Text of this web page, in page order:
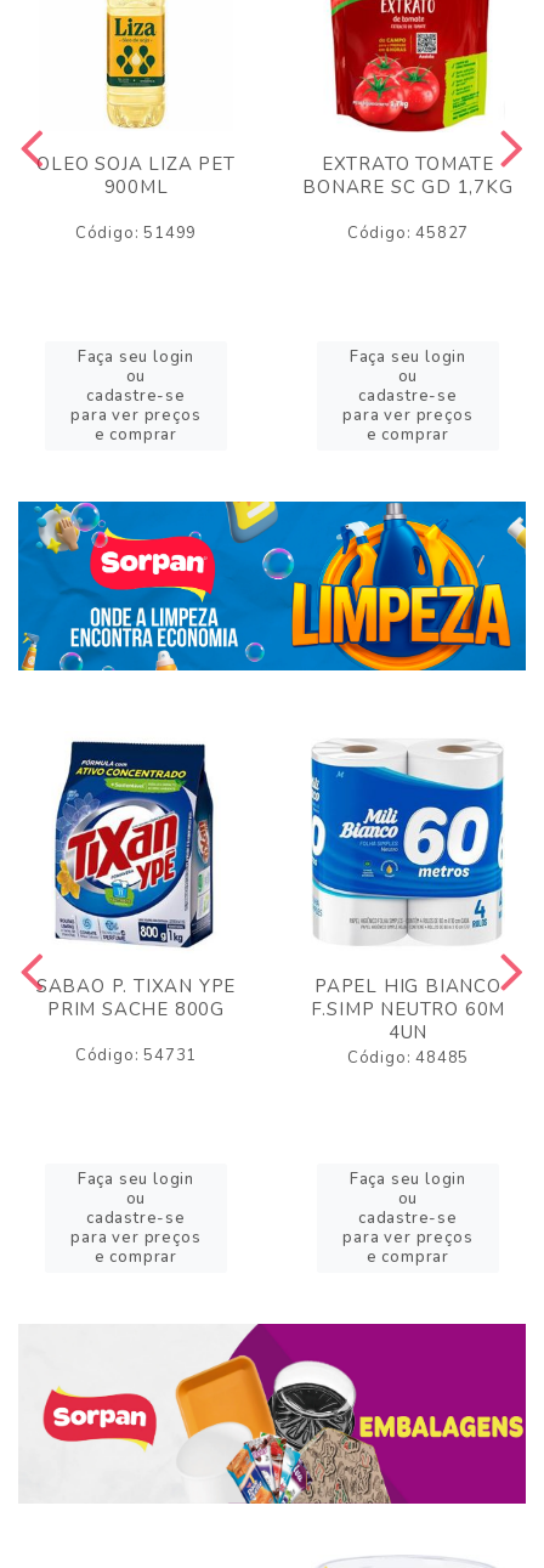
OLEO SOJA LIZA PET
900ML
Código: 51499
Faça seu login
ou
cadastre-se
para ver preços
e comprar
EXTRATO TOMATE
BONARE SC GD 1,7KG
Código: 45827
Faça seu login
ou
cadastre-se
para ver preços
e comprar
SABAO P. TIXAN YPE
PRIM SACHE 800G
Código: 54731
Faça seu login
ou
cadastre-se
para ver preços
e comprar
PAPEL HIG BIANCO
F.SIMP NEUTRO 60M
4UN
Código: 48485
Faça seu login
ou
cadastre-se
para ver preços
e comprar